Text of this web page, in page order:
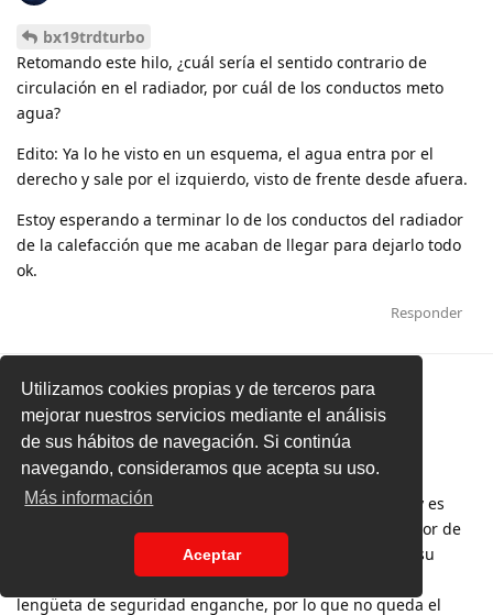
Utilizamos cookies propias y de terceros para
mejorar nuestros servicios mediante el análisis
de sus hábitos de navegación. Si continúa
navegando, consideramos que acepta su uso.
Más información
Aceptar
bx19trdturbo
Retomando este hilo, ¿cuál sería el sentido contrario de
circulación en el radiador, por cuál de los conductos meto
agua?
Edito: Ya lo he visto en un esquema, el agua entra por el
derecho y sale por el izquierdo, visto de frente desde afuera.
Estoy esperando a terminar lo de los conductos del radiador
de la calefacción que me acaban de llegar para dejarlo todo
ok.
Responder
UN MESMÁS TARDE
JulioJota hace un mes
Ahora el asunto relacionado con el inicio de este hilo, y es
que tras adquirir la pieza plástica de entrada al radiador de
la calefacción y conectar los manguitos, al meterla en su
alojamiento no consigo que llegue hasta el fondo y la
lengüeta de seguridad enganche, por lo que no queda el